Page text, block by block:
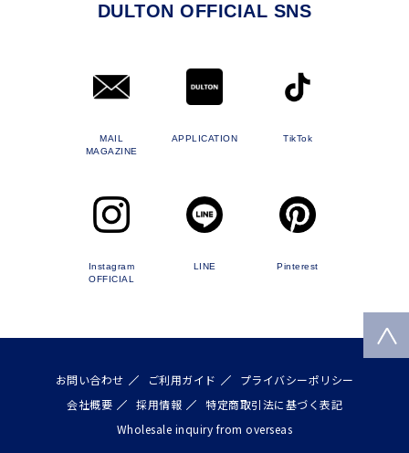
DULTON OFFICIAL SNS
MAIL
MAGAZINE
APPLICATION TikTok
Instagram
OFFICIAL
LINE Pinterest
お問い合わせ ご利用ガイド
プライバシーポリシー
会社概要
採用情報
特定商取引法に基づく表記
Wholesale inquiry from overseas